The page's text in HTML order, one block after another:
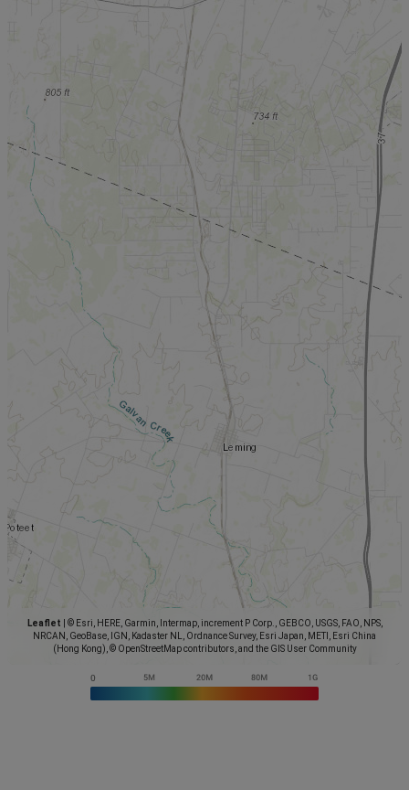
Leaflet
© Esri, HERE, Garmin, Intermap, increment P Corp., GEBCO, USGS, FAO, NPS,
NRCAN, GeoBase, IGN, Kadaster NL, Ordnance Survey, Esri Japan, METI, Esri China
(Hong Kong), © OpenStreetMap contributors, and the GIS User Community